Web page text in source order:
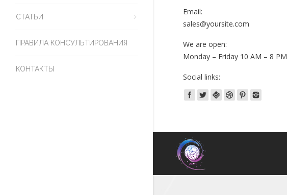
СТАТЬИ
ПРАВИЛА КОНСУЛЬТИРОВАНИЯ
КОНТАКТЫ
Email:
sales@yoursite.com
We are open:
Monday – Friday 10 AM – 8 PM
Social links: